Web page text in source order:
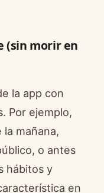
(sin morir en
la app con
Por ejemplo,
mañana,
o antes
hábitos y
en